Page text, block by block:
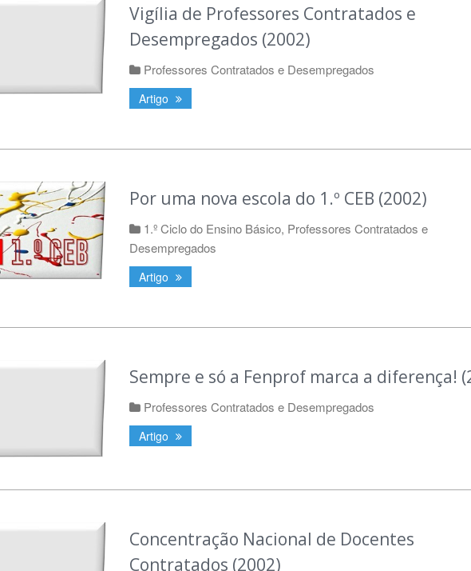
Vigília de Professores Contratados e
Desempregados (2002)
Professores Contratados e Desempregados
Artigo
Por uma nova escola do 1.º CEB (2002)
1.º Ciclo do Ensino Básico, Professores Contratados e
Desempregados
Artigo
Sempre e só a Fenprof marca a diferença!
Professores Contratados e Desempregados
Artigo
Concentração Nacional de Docentes
Contratados (2002)